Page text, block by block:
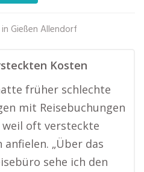
Gießen Allendorf
Kosten
früher schlechte
mit Reisebuchungen
weil oft versteckte
anfielen. „Über das
sehe ich den